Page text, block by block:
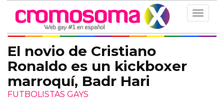
Toggle
El novio de Cristiano
Ronaldo es un kickboxer
marroquí, Badr Hari
FUTBOLISTAS GAYS